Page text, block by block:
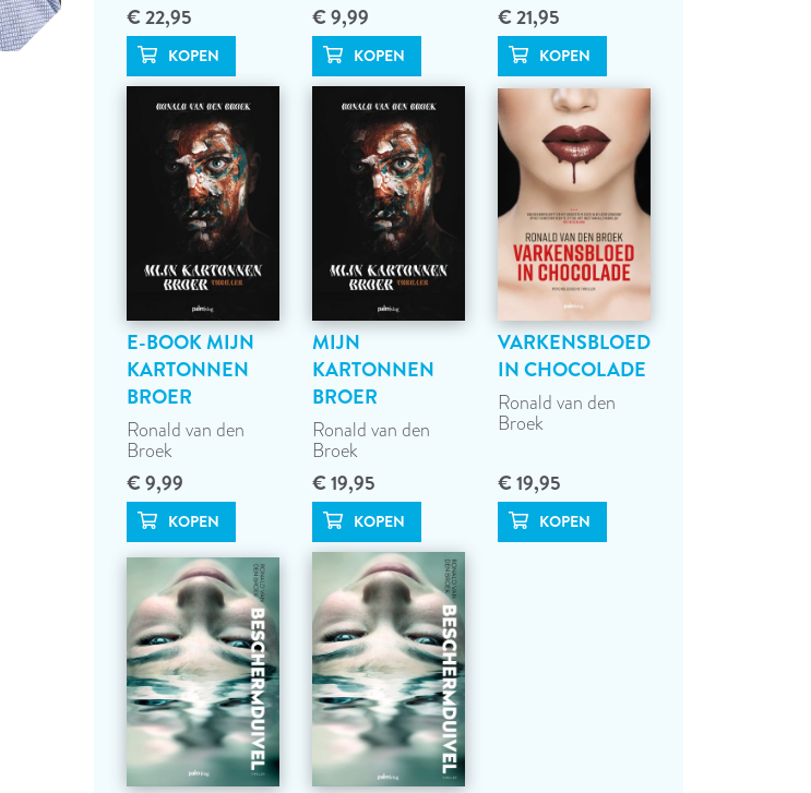
€ 22,95 € 9,99 € 21,95
E-BOOK MIJN
KARTONNEN
BROER
Ronald van den
Broek
€ 9,99
MIJN
KARTONNEN
BROER
Ronald van den
Broek
€ 19,95
VARKENSBLOED
IN CHOCOLADE
Ronald van den
Broek
€ 19,95